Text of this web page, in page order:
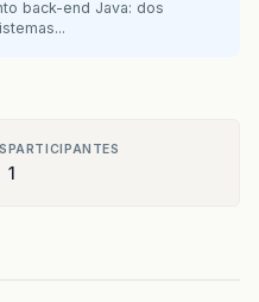
back-end Java: dos
PARTICIPANTES
1